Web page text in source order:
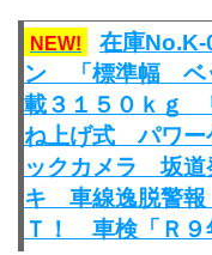
NEW!
在庫
ン 「標準幅 ベ
載３１５０ｋｇ
ね上げ式 パワ
ックカメラ 坂
キ 車線逸脱警
Ｔ！ 車検「Ｒ９